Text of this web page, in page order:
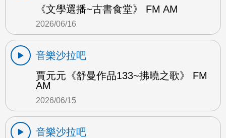
《文學選播~古書食堂》 FM AM
2026/06/16
音樂沙拉吧
賈元元《舒曼作品133~拂曉之歌》 FM
AM
2026/06/15
音樂沙拉吧